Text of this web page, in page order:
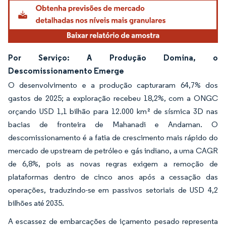
Por Serviço: A Produção Domina, o
Descomissionamento Emerge
O desenvolvimento e a produção capturaram 64,7% dos
gastos de 2025; a exploração recebeu 18,2%, com a ONGC
orçando USD 1,1 bilhão para 12.000 km² de sísmica 3D nas
bacias de fronteira de Mahanadi e Andaman. O
descomissionamento é a fatia de crescimento mais rápido do
mercado de upstream de petróleo e gás indiano, a uma CAGR
de 6,8%, pois as novas regras exigem a remoção de
plataformas dentro de cinco anos após a cessação das
operações, traduzindo-se em passivos setoriais de USD 4,2
bilhões até 2035.
A escassez de embarcações de içamento pesado representa